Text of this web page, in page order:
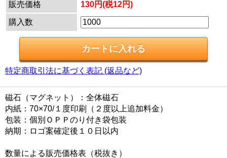
販売価格
130円(税12円)
購入数
特定商取引法に基づく表記 (返品など)
磁石（マグネット）：全体磁石
内紙：70×70/１度印刷（２度以上追加料金）
包装：個別ＯＰＰのり付き袋包装
納期：ロゴ案確定後１０日以内
数量による販売価格表（税抜き）